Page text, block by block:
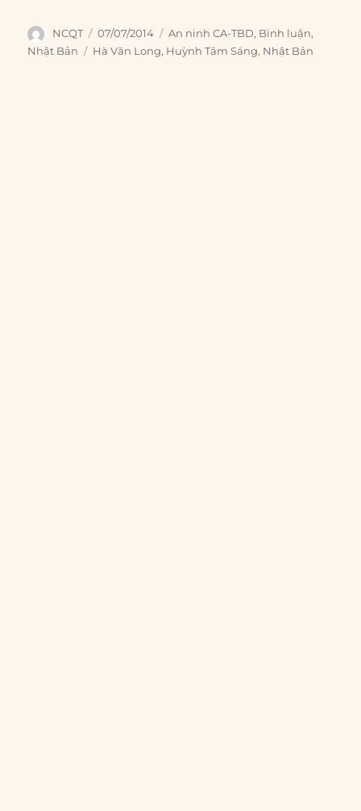
Author
NCQT
Posted
on
07/07/2014 Categories
An ninh CA-TBD, Bình luận,
Nhật Bản
Tags
Hà Văn Long, Huỳnh Tâm Sáng, Nhật Bản